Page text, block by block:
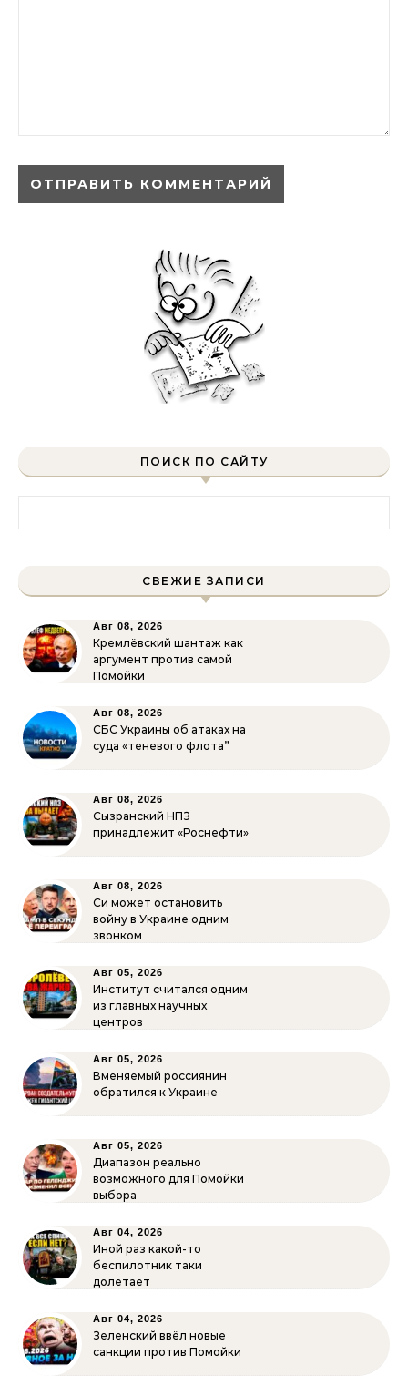
ПОИСК ПО САЙТУ
СВЕЖИЕ ЗАПИСИ
Авг 08, 2026
Кремлёвский шантаж как
аргумент против самой
Помойки
Авг 08, 2026
СБС Украины об атаках на
суда «теневого флота”
Авг 08, 2026
Сызранский НПЗ
принадлежит «Роснефти»
Авг 08, 2026
Си может остановить
войну в Украине одним
звонком
Авг 05, 2026
Институт считался одним
из главных научных
центров
Авг 05, 2026
Вменяемый россиянин
обратился к Украине
Авг 05, 2026
Диапазон реально
возможного для Помойки
выбора
Авг 04, 2026
Иной раз какой-то
беспилотник таки
долетает
Авг 04, 2026
Зеленский ввёл новые
санкции против Помойки